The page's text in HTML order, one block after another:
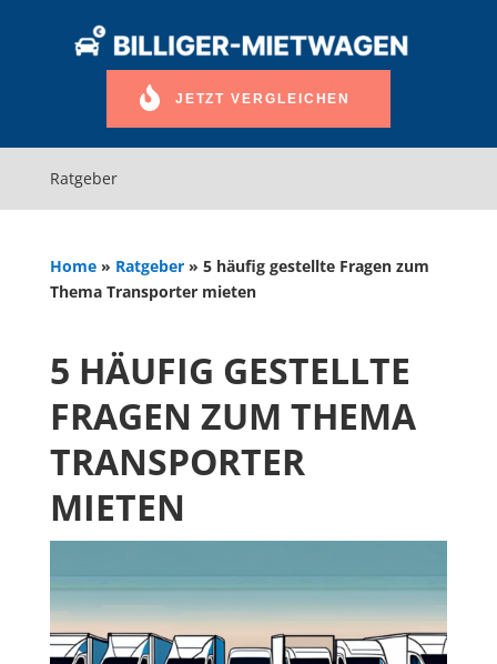
JETZT VERGLEICHEN
Ratgeber
Home» Ratgeber» 5 häufig gestellte Fragen zum
Thema Transporter mieten
5 HÄUFIG GESTELLTE
FRAGEN ZUM THEMA
TRANSPORTER
MIETEN